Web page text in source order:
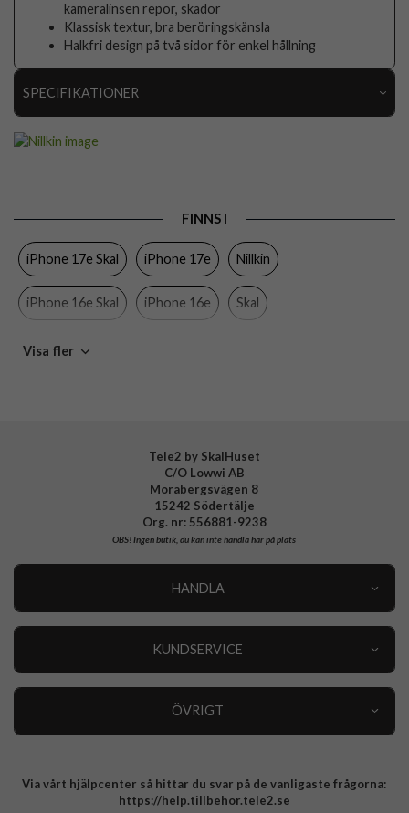
kameralinsen repor, skador
Klassisk textur, bra beröringskänsla
Halkfri design på två sidor för enkel hållning
SPECIFIKATIONER
Kameraskydd, Trådlös laddning-kompatibel
Färg
Hårdplast (PC), Mjukplast (TPU)
EAN
FINNS I
iPhone 17e Skal iPhone 17e Nillkin
iPhone 16e Skal iPhone 16e Skal
Skal med kameraskydd
Visa fler
Tele2 by SkalHuset
C/O Lowwi AB
Morabergsvägen 8
15242 Södertälje
Org. nr: 556881-9238
OBS!Ingen butik, du kan inte handla här på plats
HANDLA
KUNDSERVICE
ÖVRIGT
Integritetspolicy
Via vårt hjälpcenter så hittar du svar på de vanligaste frågorna:
https://help.tillbehor.tele2.se